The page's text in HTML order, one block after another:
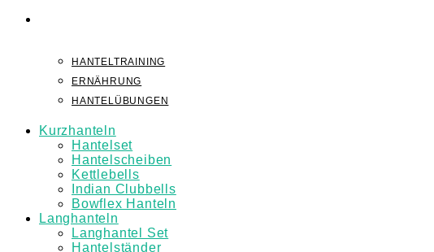
HANTELTRAINING
ERNÄHRUNG
HANTELÜBUNGEN
Kurzhanteln
Hantelset
Hantelscheiben
Kettlebells
Indian Clubbells
Bowflex Hanteln
Langhanteln
Langhantel Set
Hantelständer